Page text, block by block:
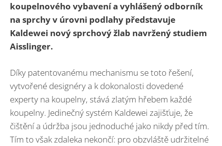
koupelnového vybavení a vyhlášený odborník
na sprchy v úrovni podlahy představuje
Kaldewei nový sprchový žlab navržený studiem
Aisslinger.
Díky patentovanému mechanismu se toto řešení,
vytvořené designéry a k dokonalosti dovedené
experty na koupelny, stává zlatým hřebem každé
koupelny. Jedinečný systém Kaldewei zajišťuje, že
čištění a údržba jsou jednoduché jako nikdy před tím.
Tím to však zdaleka nekončí: pro obzvláště udržitelné